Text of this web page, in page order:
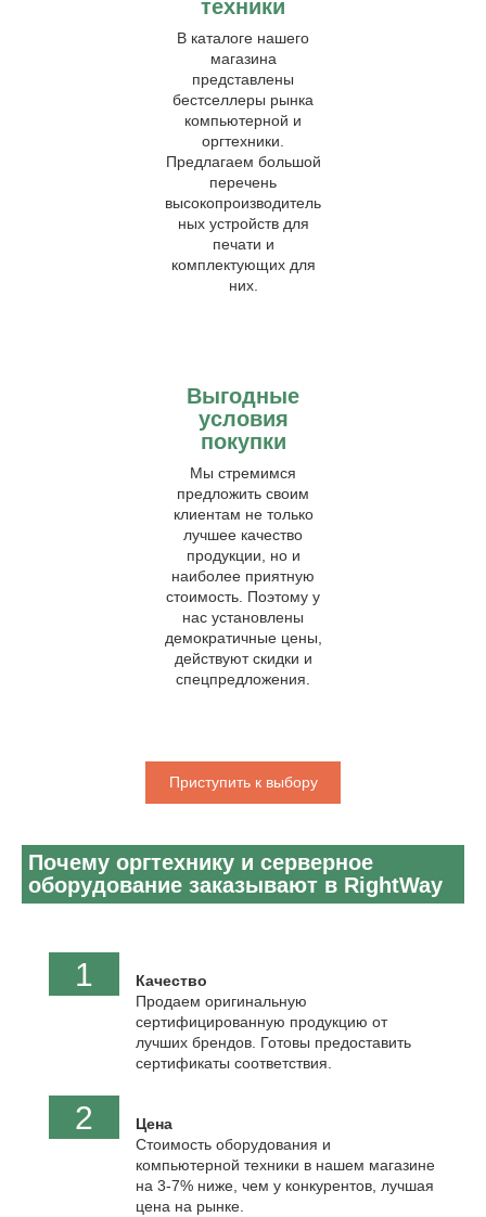
техники
В каталоге нашего
магазина
представлены
бестселлеры рынка
компьютерной и
оргтехники.
Предлагаем большой
перечень
высокопроизводитель
ных устройств для
печати и
комплектующих для
них.
Выгодные
условия
покупки
Мы стремимся
предложить своим
клиентам не только
лучшее качество
продукции, но и
наиболее приятную
стоимость. Поэтому у
нас установлены
демократичные цены,
действуют скидки и
спецпредложения.
Приступить к выбору
Почему оргтехнику и серверное
оборудование заказывают в RightWay
1
Качество
Продаем оригинальную
сертифицированную продукцию от
лучших брендов. Готовы предоставить
сертификаты соответствия.
2
Цена
Стоимость оборудования и
компьютерной техники в нашем магазине
на 3-7% ниже, чем у конкурентов, лучшая
цена на рынке.